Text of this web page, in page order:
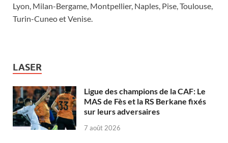
Lyon, Milan-Bergame, Montpellier, Naples, Pise, Toulouse,
Turin-Cuneo et Venise.
LASER
Ligue des champions de la CAF: Le
MAS de Fès et la RS Berkane fixés
sur leurs adversaires
7 août 2026